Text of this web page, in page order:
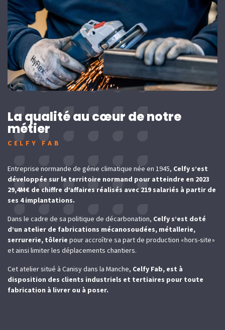
La qualité au cœur de notre
métier
CELFY FAB
Entreprise normande de génie climatique née en 1945, Celfy s’est
développée sur le territoire normand pour atteindre en 2023
29,4M€ de chiffre d’affaires réalisés avec 219 salariés à partir de
ses 4 implantations.
Dans le cadre de sa politique de décarbonation, Celfy s’est doté
d’un atelier de fabrications mécanosoudées, métallerie,
serrurerie, tôlerie pour accroître sa part de production « hors-site »
et ainsi limiter les déplacements chantiers.
Cet atelier situé à Canisy dans la Manche, Celfy Fab, est à
disposition des clients industriels et tertiaires pour toute
fabrication à livrer ou à poser.